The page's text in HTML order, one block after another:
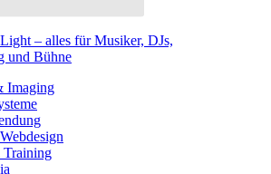
– alles für Musiker, DJs,
und Bühne
Imaging